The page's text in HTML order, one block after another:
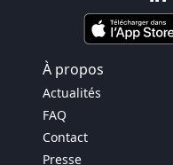
À propos
Actualités
FAQ
Contact
Presse